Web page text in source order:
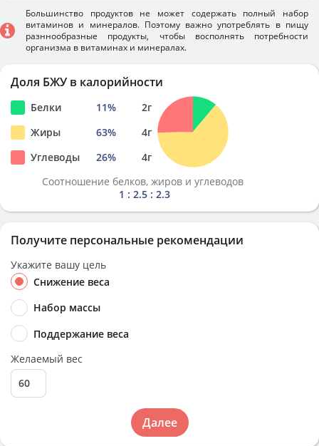
Большинство продуктов не может содержать полный набор
витаминов и минералов. Поэтому важно употреблять в пищу
разннообразные продукты, чтобы восполнять потребности
организма в витаминах и минералах.
Доля БЖУ в калорийности
Белки 11% 2г
Жиры
63% 4г
Углеводы
26% 4г
Соотношение белков, жиров и углеводов
1 : 2.5 : 2.3
Получите персональные рекомендации
Укажите вашу цель
Снижение веса
Набор массы
Поддержание веса
Желаемый вес
Далее